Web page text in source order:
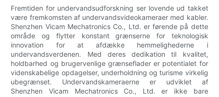
Fremtiden for undervandsudforskning ser lovende ud takket
være fremkomsten af undervandsvideokameraer med kabler.
Shenzhen Vicam Mechatronics Co., Ltd. er førende på dette
område og flytter konstant grænserne for teknologisk
innovation for at afdække hemmelighederne i
undervandsverdenen. Med deres dedikation til kvalitet,
holdbarhed og brugervenlige grænseflader er potentialet for
videnskabelige opdagelser, underholdning og turisme virkelig
ubegrænset. Undervandskameraerne er udviklet af
Shenzhen Vicam Mechatronics Co., Ltd. er ikke bare